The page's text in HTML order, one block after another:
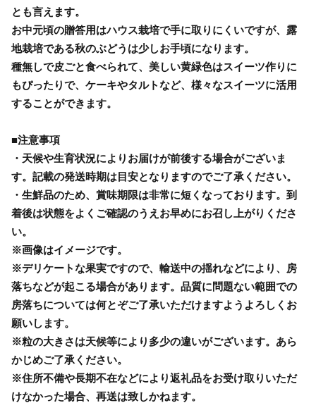
とも言えます。
お中元頃の贈答用はハウス栽培で手に取りにくいですが、露
地栽培である秋のぶどうは少しお手頃になります。
種無しで皮ごと食べられて、美しい黄緑色はスイーツ作りに
もぴったりで、ケーキやタルトなど、様々なスイーツに活用
することができます。
■注意事項
・天候や生育状況によりお届けが前後する場合がございま
す。記載の発送時期は目安となりますのでご了承ください。
・生鮮品のため、賞味期限は非常に短くなっております。到
着後は状態をよくご確認のうえお早めにお召し上がりくださ
い。
※画像はイメージです。
※デリケートな果実ですので、輸送中の揺れなどにより、房
落ちなどが起こる場合があります。品質に問題ない範囲での
房落ちについては何とぞご了承いただけますようよろしくお
願いします。
※粒の大きさは天候等により多少の違いがございます。あら
かじめご了承ください。
※住所不備や長期不在などにより返礼品をお受け取りいただ
けなかった場合、再送は致しかねます。